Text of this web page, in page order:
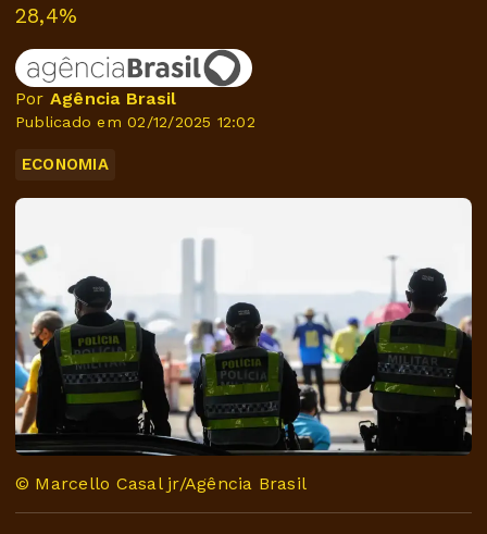
28,4%
Por Agência Brasil
Publicado em 02/12/2025 12:02
ECONOMIA
© Marcello Casal jr/Agência Brasil